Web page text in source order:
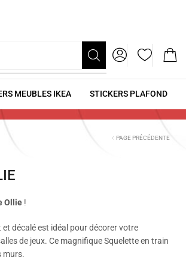
MEUBLES IKEA STICKERS PLAFOND
PAGE PRÉCÉDENTE
Ollie !
décalé est idéal pour décorer votre
de jeux. Ce magnifique Squelette en train
murs.